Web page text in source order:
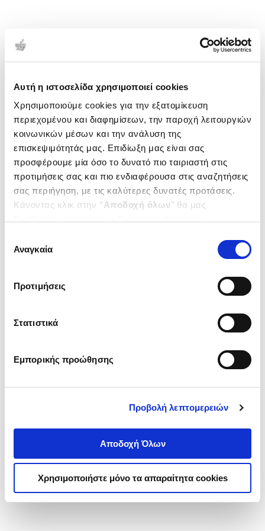
Αυτή η ιστοσελίδα χρησιμοποιεί cookies
Χρησιμοποιούμε cookies για την εξατομίκευση
περιεχομένου και διαφημίσεων, την παροχή λειτουργιών
κοινωνικών μέσων και την ανάλυση της
επισκεψιμότητάς μας. Επιδίωξη μας είναι σας
προσφέρουμε μία όσο το δυνατό πιο ταιριαστή στις
προτιμήσεις σας και πιο ενδιαφέρουσα στις αναζητήσεις
σας περιήγηση, με τις καλύτερες δυνατές προτάσεις.
Κάνοντας κλικ στην ‘’Αποδοχή όλων’’ θα μας
ενδιαφέρουν και να επιλέξετε από τα παρακάτω με την
΄΄και να ενημερωθείτε σχετικά με
συγκατάθεσης
Αναγκαία
Προτιμήσεις
Στατιστικά
Εμπορικής προώθησης
Προβολή λεπτομερειών
Αποδοχή Όλων
Χρησιμοποιήστε μόνο τα απαραίτητα cookies